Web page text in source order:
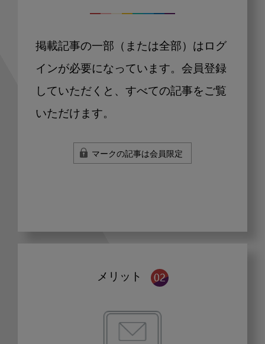
掲載記事の一部（または全部）はログ
インが必要になっています。会員登録
していただくと、すべての記事をご覧
いただけます。
マークの記事は会員限定
メリット